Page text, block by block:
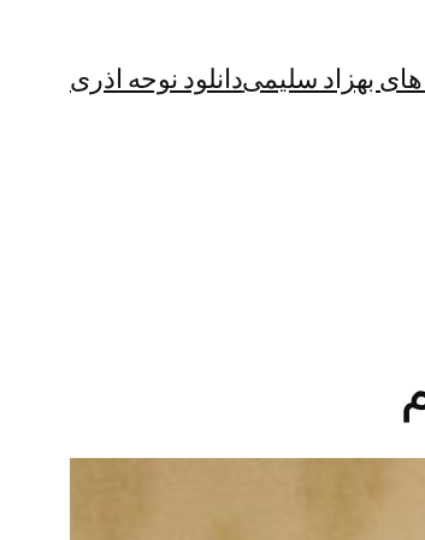
بهزاد سلیمیدانلود نوحه اذری